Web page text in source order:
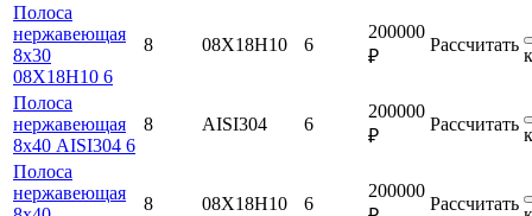
Полоса
нержавеющая
8х30
08Х18Н10 6
8 08Х18Н10 6
200000
₽
Рассчитать
Полоса
нержавеющая
8х40 AISI304 6
8 AISI304 6
200000
₽
Рассчитать
Полоса
нержавеющая
8 08Х18Н10 6
200000
Рассчитать